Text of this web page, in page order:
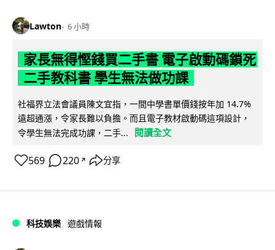
Lawton 6 小時
家長無得慳錢買二手書 電子啟動碼鎖死
二手教科書 學生無法做功課
社福界立法會議員陳文宜指，一間中學書單價錢按年加 14.7%
遠超通漲，令家長難以負擔。而且電子教材啟動碼這項設計，
令學生無法完成功課，二手...
閱讀全文
569 220 ↗ 分享
科技娛樂 遊戲情報